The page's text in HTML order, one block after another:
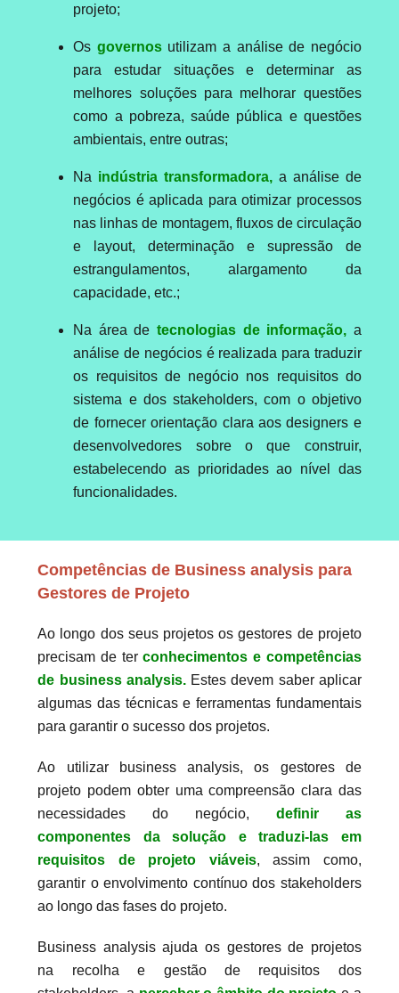
projeto;
Os governos utilizam a análise de negócio
para estudar situações e determinar as
melhores soluções para melhorar questões
como a pobreza, saúde pública e questões
ambientais, entre outras;
Na indústria transformadora, a análise de
negócios é aplicada para otimizar processos
nas linhas de montagem, fluxos de circulação
e layout, determinação e supressão de
estrangulamentos, alargamento da
capacidade, etc.;
Na área de tecnologias de informação, a
análise de negócios é realizada para traduzir
os requisitos de negócio nos requisitos do
sistema e dos stakeholders, com o objetivo
de fornecer orientação clara aos designers e
desenvolvedores sobre o que construir,
estabelecendo as prioridades ao nível das
funcionalidades.
Competências de Business analysis para
Gestores de Projeto
Ao longo dos seus projetos os gestores de projeto
precisam de terconhecimentos e competências
de business analysis. Estes devem saber aplicar
algumas das técnicas e ferramentas fundamentais
para garantir o sucesso dos projetos.
Ao utilizar business analysis, os gestores de
projeto podem obter uma compreensão clara das
necessidades do negócio, definir as
componentes da solução e traduzi-las em
requisitos de projeto viáveis, assim como,
garantir o envolvimento contínuo dos stakeholders
ao longo das fases do projeto.
Business analysis ajuda os gestores de projetos
na recolha e gestão de requisitos dos